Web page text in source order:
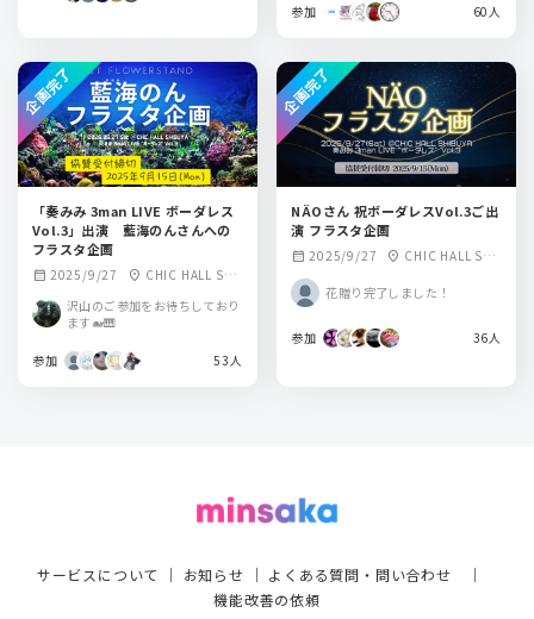
参加 60人
「奏みみ 3man LIVE ボーダレス
Vol.3」出演 藍海のんさんへの
フラスタ企画
calendar_month 2025/9/27 location_on CHIC HALL SHI
沢山のご参加をお待ちしており
ます🐋🎹
参加 53人
企画完了
NÄOさん 祝ボーダレスVol.3ご出
演 フラスタ企画
calendar_month 2025/9/27 location_on CHIC HALL SHI
花贈り完了しました！
参加 36人
企画完了
サービスについて ｜ お知らせ ｜ よくある質問・問い合わせ ｜
機能改善の依頼